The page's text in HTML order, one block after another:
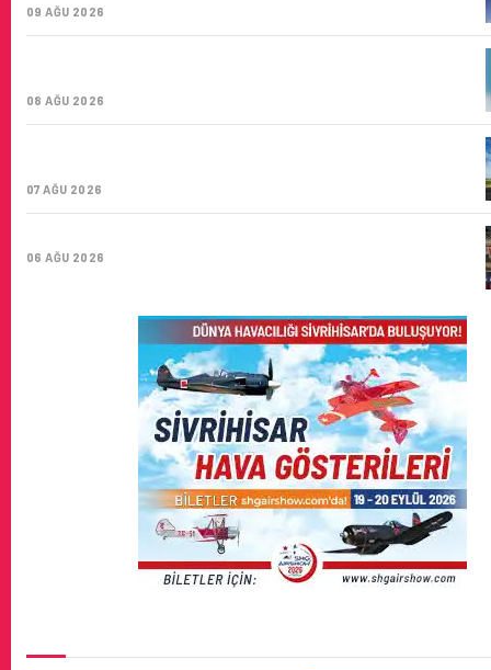
09 AĞU 2026
08 AĞU 2026
07 AĞU 2026
06 AĞU 2026